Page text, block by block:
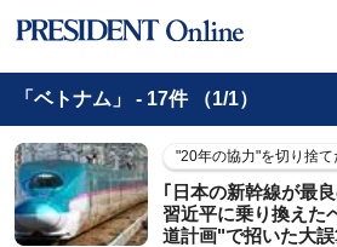
「ベトナム」 - 17件 （1/1）
"20年の協力"を切り捨て
｢日本の新幹線が最
習近平に乗り換えた
道計画"で招いた大